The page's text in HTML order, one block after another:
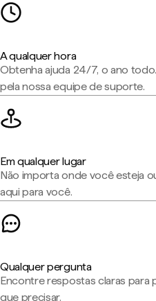
A qualquer hora
Obtenha ajuda 24/7, o ano
pela nossa equipe de suporte.
Em qualquer lugar
Não importa onde você esteja
aqui para você.
Qualquer pergunta
Encontre respostas claras para
que precisar.